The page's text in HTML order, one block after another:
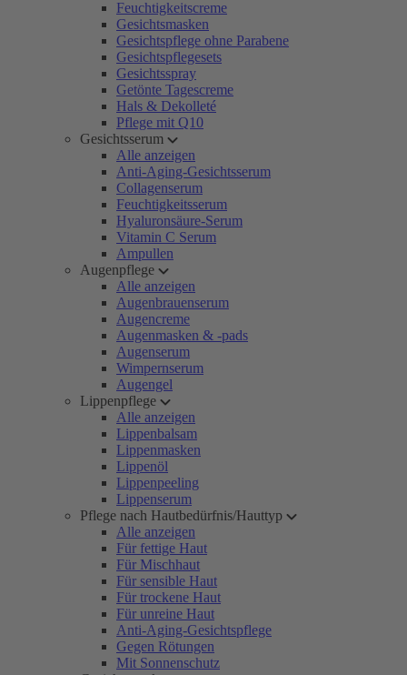
Feuchtigkeitscreme
Gesichtsmasken
Gesichtspflege ohne Parabene
Gesichtspflegesets
Gesichtsspray
Getönte Tagescreme
Hals & Dekolleté
Pflege mit Q10
Gesichtsserum
Alle anzeigen
Anti-Aging-Gesichtsserum
Collagenserum
Feuchtigkeitsserum
Hyaluronsäure-Serum
Vitamin C Serum
Ampullen
Augenpflege
Alle anzeigen
Augenbrauenserum
Augencreme
Augenmasken & -pads
Augenserum
Wimpernserum
Augengel
Lippenpflege
Alle anzeigen
Lippenbalsam
Lippenmasken
Lippenöl
Lippenpeeling
Lippenserum
Pflege nach Hautbedürfnis/Hauttyp
Alle anzeigen
Für fettige Haut
Für Mischhaut
Für sensible Haut
Für trockene Haut
Für unreine Haut
Anti-Aging-Gesichtspflege
Gegen Rötungen
Mit Sonnenschutz